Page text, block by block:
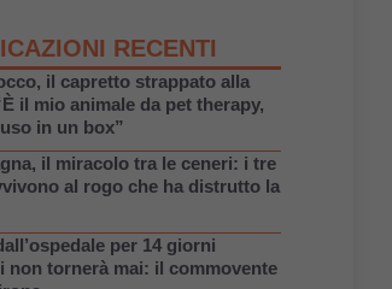
RECENTI
il capretto strappato alla
il mio animale da pet therapy,
in un box”
il miracolo tra le ceneri: i tre
al rogo che ha distrutto la
per 14 giorni
non tornerà mai: il commovente